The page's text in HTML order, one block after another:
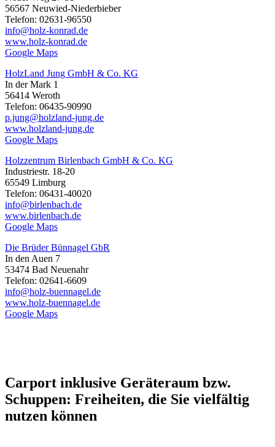
56567 Neuwied-Niederbieber
Telefon: 02631-96550
info@holz-konrad.de
www.holz-konrad.de
Google Maps
HolzLand Jung GmbH & Co. KG
In der Mark 1
56414 Weroth
Telefon: 06435-90990
p.jung@holzland-jung.de
www.holzland-jung.de
Google Maps
Holzzentrum Birlenbach GmbH & Co. KG
Industriestr. 18-20
65549 Limburg
Telefon: 06431-40020
info@birlenbach.de
www.birlenbach.de
Google Maps
Die Brüder Bünnagel GbR
In den Auen 7
53474 Bad Neuenahr
Telefon: 02641-6609
info@holz-buennagel.de
www.holz-buennagel.de
Google Maps
Carport inklusive Geräteraum bzw.
Schuppen: Freiheiten, die Sie vielfältig
nutzen können